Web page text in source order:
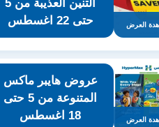
العرض
التنين العذيبة من 5
حتى 22 اغسطس
العرض
عروض هايبر ماكس
المتنوعة من 5 حتى
18 اغسطس